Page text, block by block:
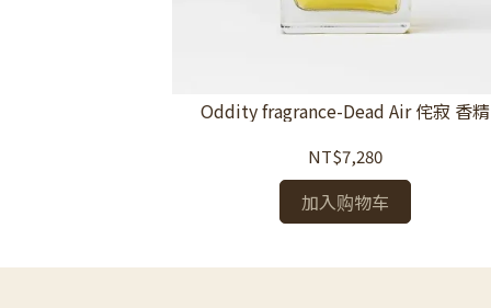
Oddity fragrance-Dead Air 侘寂 香精
NT$7,280
加入购物车